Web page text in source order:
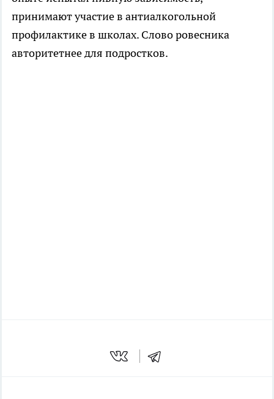
принимают участие в антиалкогольной
профилактике в школах. Слово ровесника
авторитетнее для подростков.